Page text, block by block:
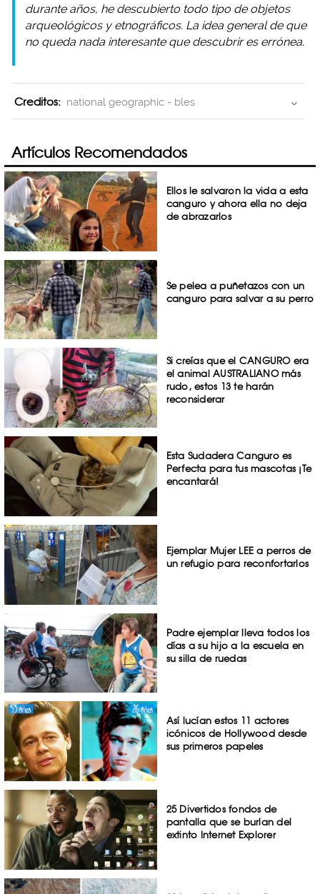
durante años, he descubierto todo tipo de objetos
arqueológicos y etnográficos. La idea general de que
no queda nada interesante que descubrir es errónea.
Creditos: national geographic - bles
Artículos Recomendados
Ellos le salvaron la vida a esta
canguro y ahora ella no deja
de abrazarlos
Se pelea a puñetazos con un
canguro para salvar a su perro
Si creías que el CANGURO era
el animal AUSTRALIANO más
rudo, estos 13 te harán
reconsiderar
Esta Sudadera Canguro es
Perfecta para tus mascotas ¡Te
encantará!
Ejemplar Mujer LEE a perros de
un refugio para reconfortarlos
Padre ejemplar lleva todos los
días a su hijo a la escuela en
su silla de ruedas
Así lucían estos 11 actores
icónicos de Hollywood desde
sus primeros papeles
25 Divertidos fondos de
pantalla que se burlan del
extinto Internet Explorer